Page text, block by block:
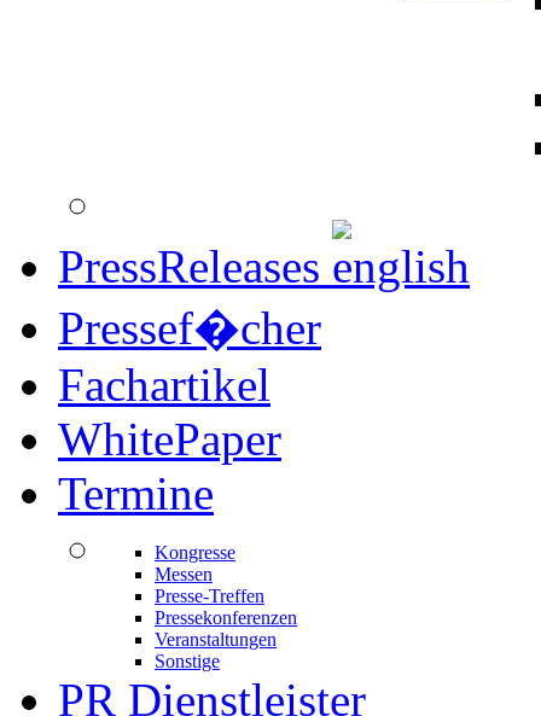
PressReleases
Pressef�cher
Fachartikel
WhitePaper
Termine
Kongresse
Messen
Presse-Treffen
Pressekonferenzen
Veranstaltungen
Sonstige
PR Dienstleister